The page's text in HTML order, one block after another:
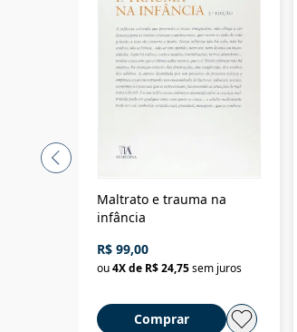
Maltrato e trauma na
infância
R$ 99,00
ou4X de R$ 24,75sem juros
Comprar